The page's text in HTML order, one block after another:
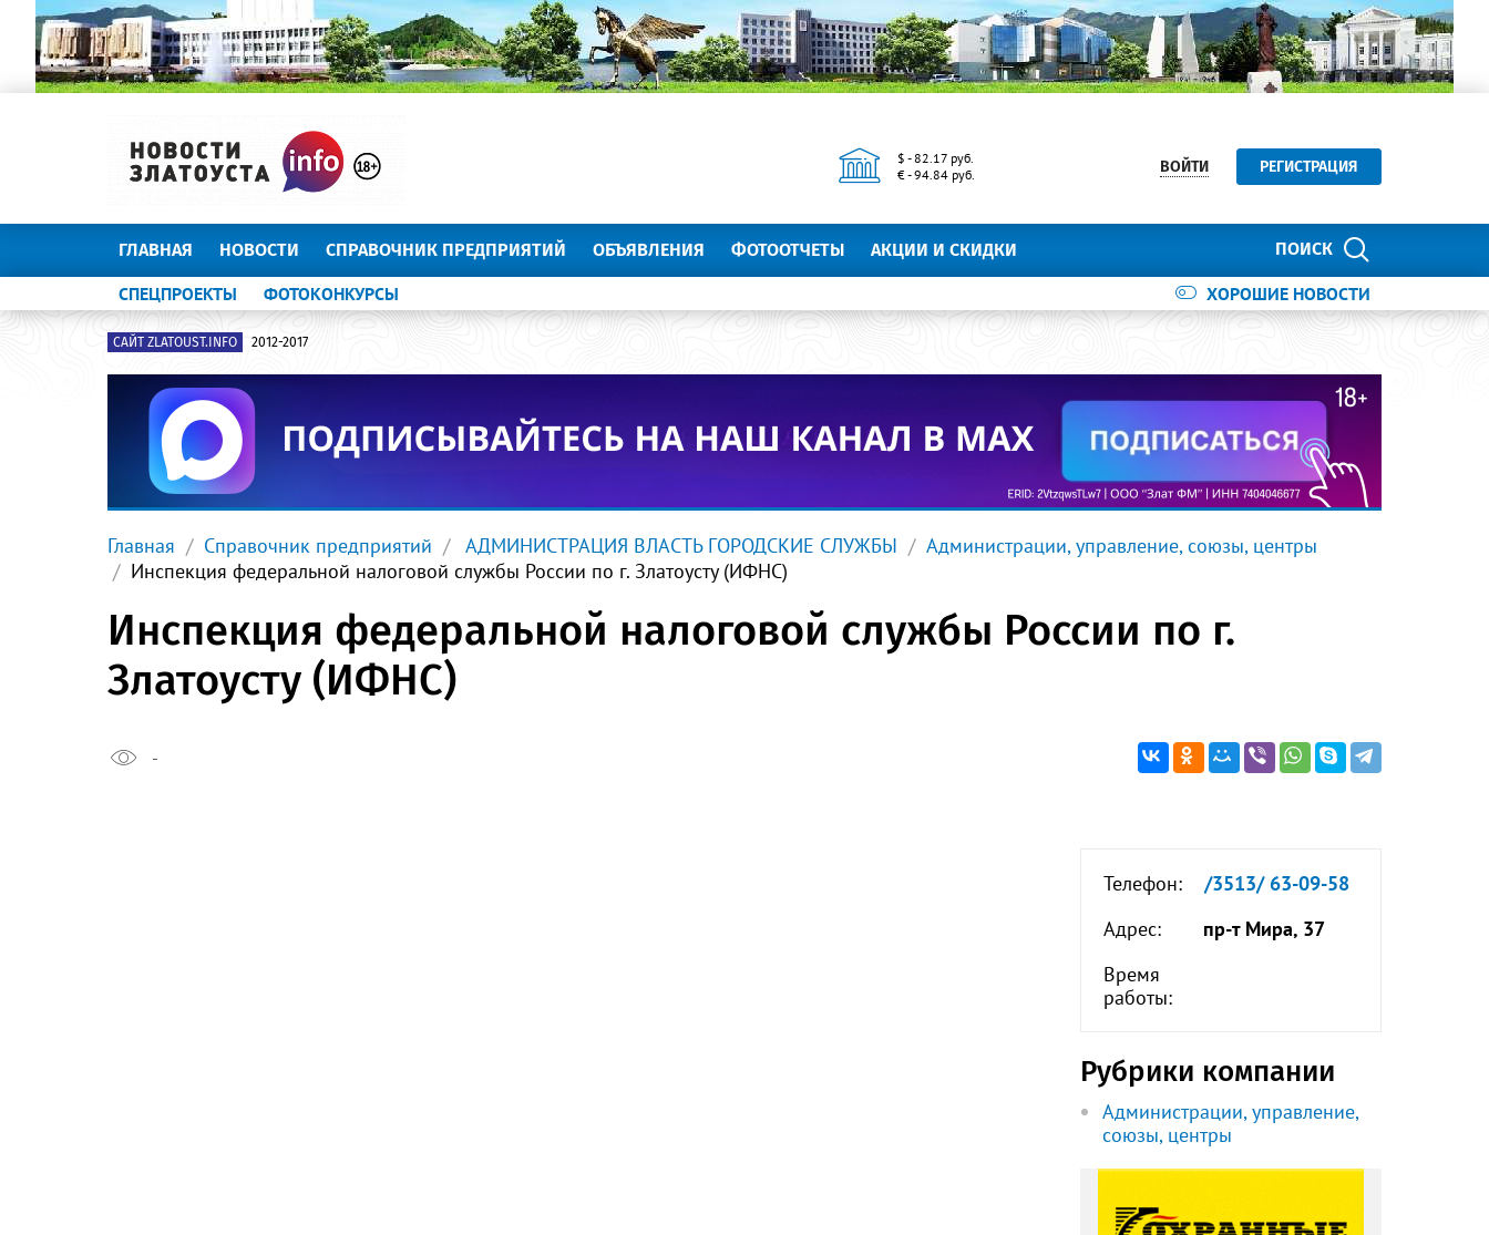
$ - 82.17 руб.
€ - 94.84 руб.
ВОЙТИ РЕГИСТРАЦИЯ
ПОИСК
ГЛАВНАЯ НОВОСТИ СПРАВОЧНИК ПРЕДПРИЯТИЙ ОБЪЯВЛЕНИЯ ФОТООТЧЕТЫ АКЦИИ И СКИДКИ
ХОРОШИЕ НОВОСТИ
СПЕЦПРОЕКТЫ ФОТОКОНКУРСЫ
САЙТ ZLATOUST.INFO 2012-2017
Главная Справочник предприятий АДМИНИСТРАЦИЯ ВЛАСТЬ ГОРОДСКИЕ СЛУЖБЫ
Администрации, управление, союзы, центры
Инспекция федеральной налоговой службы России по г. Златоусту (ИФНС)
Инспекция федеральной налоговой службы России по г.
Златоусту (ИФНС)
-
Телефон:
/3513/ 63-09-58
Адрес:
пр-т Мира, 37
Время
работы:
Рубрики компании
Администрации, управление,
союзы, центры